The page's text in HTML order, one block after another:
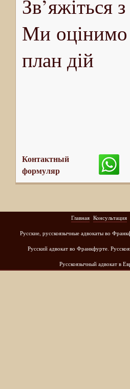
Зв’яжіться
Ми оцінимо
план дій
Контактный
формуляр
Главная Консультация
Русские, русскоязычные адвокаты во
Русский адвокат во Франкфурте.
Русскоязычный адвокат в